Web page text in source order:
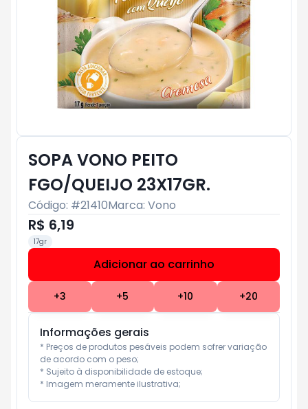
SOPA VONO PEITO
FGO/QUEIJO 23X17GR.
Código: #21410Marca: Vono
R$ 6,19
17gr
Adicionar ao carrinho
+3 +5 +10 +20
Informações gerais
* Preços de produtos pesáveis podem sofrer variação
de acordo com o peso;
* Sujeito à disponibilidade de estoque;
* Imagem meramente ilustrativa;